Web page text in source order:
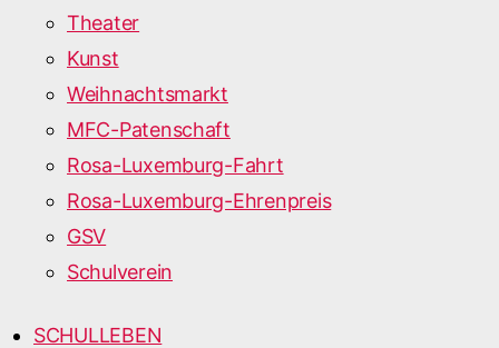
Theater
Kunst
Weihnachtsmarkt
MFC-Patenschaft
Rosa-Luxemburg-Fahrt
Rosa-Luxemburg-Ehrenpreis
GSV
Schulverein
SCHULLEBEN